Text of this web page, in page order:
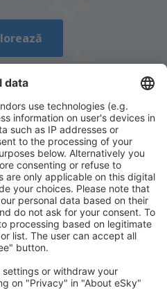
și organizează-ţi
călătoriile